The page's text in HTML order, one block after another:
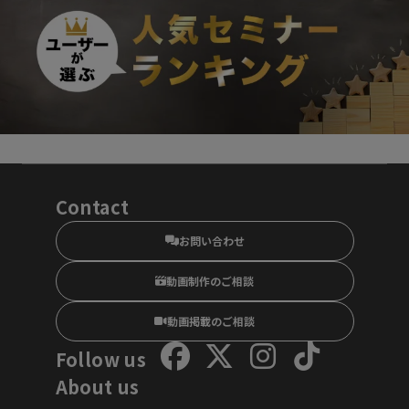
Contact
お問い合わせ
動画制作のご相談
動画掲載のご相談
Follow us
About us